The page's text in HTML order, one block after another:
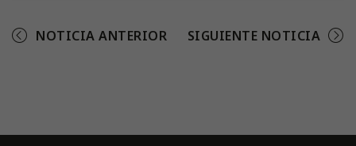
NOTICIA ANTERIOR SIGUIENTE NOTICIA